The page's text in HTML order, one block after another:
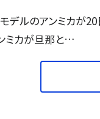
デルのアンミカが
ンミカが旦那と…